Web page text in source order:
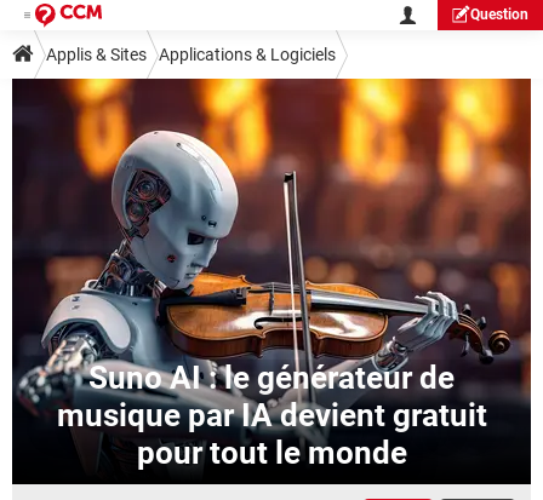
Question
Applis & Sites Applications & Logiciels
Suno AI : le générateur de
musique par IA devient gratuit
pour tout le monde